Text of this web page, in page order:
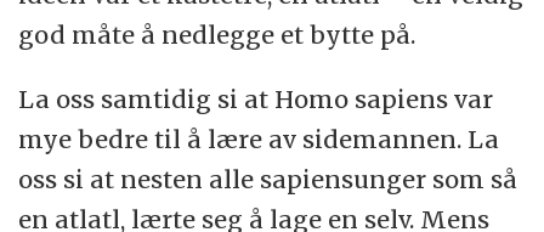
god måte å nedlegge et bytte på.
La oss samtidig si at Homo sapiens var
mye bedre til å lære av sidemannen. La
oss si at nesten alle sapiensunger som så
en atlatl, lærte seg å lage en selv. Mens